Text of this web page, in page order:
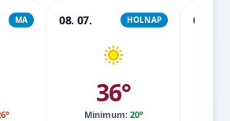
MA 08. 07. HOLNAP
36°
Minimum: 20°
08. 08.